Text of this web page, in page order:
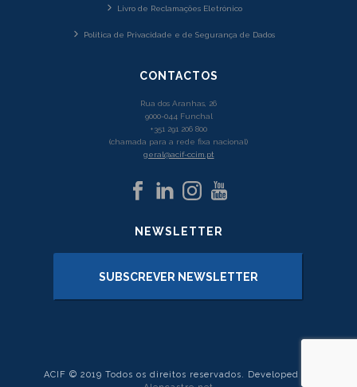
Livro de Reclamações Eletrónico
Política de Privacidade e de Segurança de Dados
CONTACTOS
Rua dos Aranhas, 26
9000-044 Funchal
+351 291 206 800
(chamada para a rede fixa nacional)
geral@acif-ccim.pt
NEWSLETTER
SUBSCREVER NEWSLETTER
ACIF © 2019 Todos os direitos reservados. Developed by